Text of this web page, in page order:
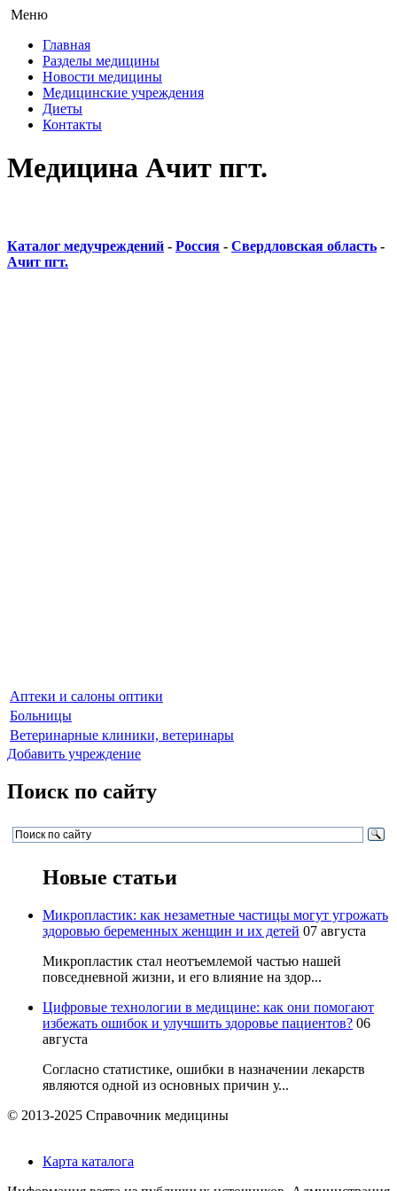
Меню
Главная
Разделы медицины
Новости медицины
Медицинские учреждения
Диеты
Контакты
Медицина Ачит пгт.
Каталог медучреждений - Россия - Свердловская область -
Ачит пгт.
Аптеки и салоны оптики
Больницы
Ветеринарные клиники, ветеринары
Добавить учреждение
Поиск по сайту
Новые статьи
Микропластик: как незаметные частицы могут угрожать
здоровью беременных женщин и их детей 07 августа
Микропластик стал неотъемлемой частью нашей
повседневной жизни, и его влияние на здор...
Цифровые технологии в медицине: как они помогают
избежать ошибок и улучшить здоровье пациентов? 06
августа
Согласно статистике, ошибки в назначении лекарств
являются одной из основных причин у...
© 2013-2025 Справочник медицины
Карта каталога